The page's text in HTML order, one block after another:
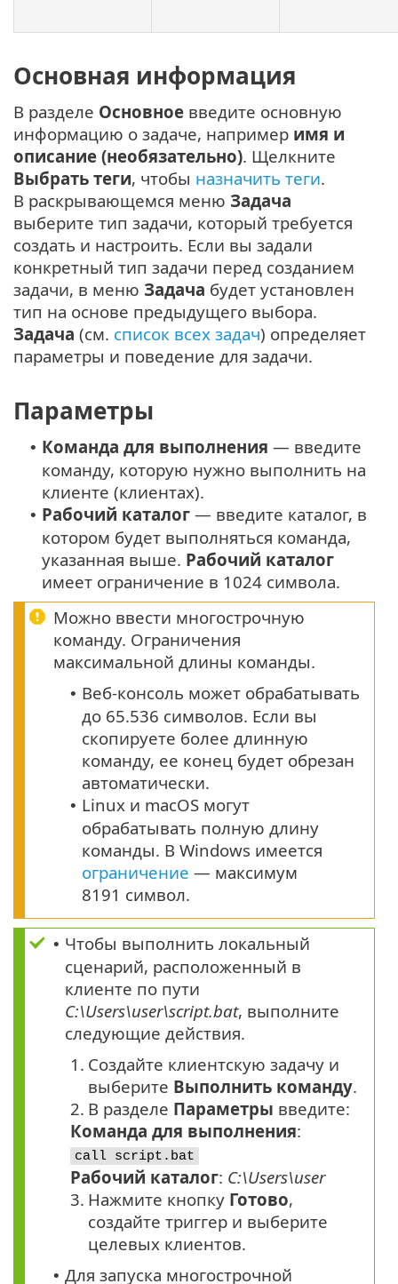
Основная информация
В разделе Основное введите основную
информацию о задаче, например имя и
описание (необязательно). Щелкните
Выбрать теги, чтобы назначить теги.
В раскрывающемся меню Задача
выберите тип задачи, который требуется
создать и настроить. Если вы задали
конкретный тип задачи перед созданием
задачи, в меню Задача будет установлен
тип на основе предыдущего выбора.
Задача (см. список всех задач) определяет
параметры и поведение для задачи.
Параметры
• Команда для выполнения — введите
команду, которую нужно выполнить на
клиенте (клиентах).
• Рабочий каталог — введите каталог, в
котором будет выполняться команда,
указанная выше. Рабочий каталог
имеет ограничение в 1024 символа.
Можно ввести многострочную
команду. Ограничения
максимальной длины команды.
• Веб-консоль может обрабатывать
до 65.536 символов. Если вы
скопируете более длинную
команду, ее конец будет обрезан
автоматически.
• Linux и macOS могут
обрабатывать полную длину
команды. В Windows имеется
ограничение — максимум
8191 символ.
• Чтобы выполнить локальный
сценарий, расположенный в
клиенте по пути
C:\Users\user\script.bat, выполните
следующие действия.
1. Создайте клиентскую задачу и
выберите Выполнить команду.
2. В разделе Параметры введите:
Команда для выполнения:
call script.bat
Рабочий каталог: C:\Users\user
3. Нажмите кнопку Готово,
создайте триггер и выберите
целевых клиентов.
• Для запуска многострочной